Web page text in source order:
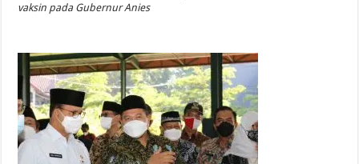
vaksin pada Gubernur Anies